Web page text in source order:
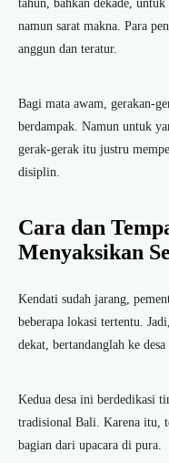
tahun, bahkan dekade,
namun sarat makna. Para
anggun dan teratur.
Bagi mata awam, gerakan-
berdampak. Namun untuk
gerak-gerak itu justru
disiplin.
Cara dan
Menyaksikan
Kendati sudah jarang,
beberapa lokasi tertentu.
dekat, bertandanglah ke
Kedua desa ini berdedikasi
tradisional Bali. Karena itu,
bagian dari upacara di pura.